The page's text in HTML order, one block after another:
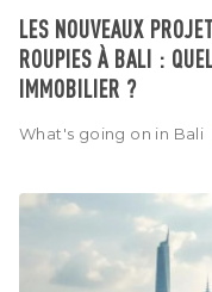
LES NOUVEAUX
ROUPIES À BALI :
IMMOBILIER ?
What's going on in Bali